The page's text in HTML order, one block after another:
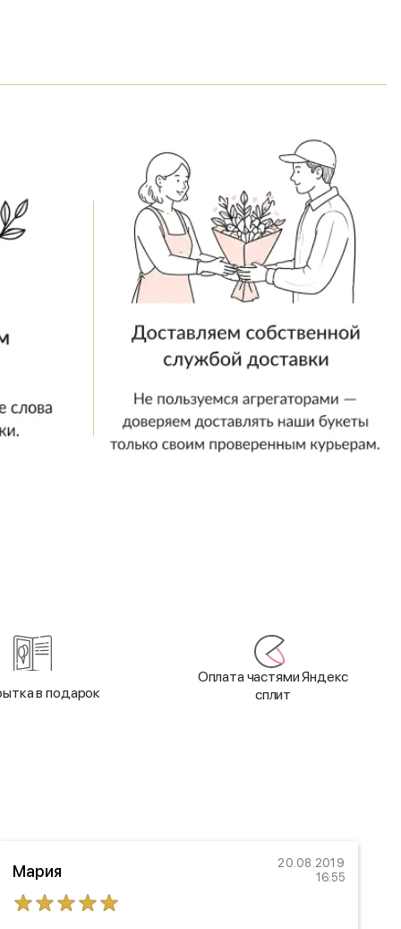
в подарок
Оплата частями Яндекс
сплит
Мария
20.08.2019
16:55